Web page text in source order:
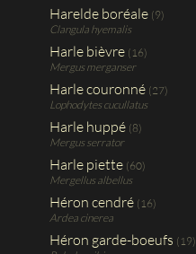
Harelde boréale (9)
Clangula hyemalis
Harle bièvre (16)
Mergus merganser
Harle couronné (27)
Lophodytes cucullatus
Harle huppé (8)
Mergus serrator
Harle piette (60)
Mergellus albellus
Héron cendré (16)
Ardea cinerea
Héron garde-boeufs (19)